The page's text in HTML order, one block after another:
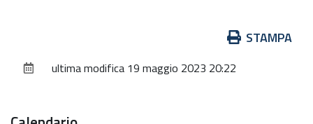
documento
STAMPA
ultima modifica 19 maggio 2023 20:22